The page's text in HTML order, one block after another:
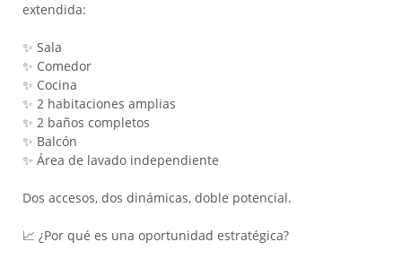
extendida:
✨ Sala
✨ Comedor
✨ Cocina
✨ 2 habitaciones amplias
✨ 2 baños completos
✨ Balcón
✨ Área de lavado independiente
Dos accesos, dos dinámicas, doble potencial.
📈 ¿Por qué es una oportunidad estratégica?